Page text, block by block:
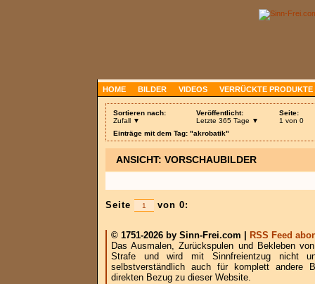
HOME BILDER VIDEOS VERRÜCKTE PRODUKTE
Sortieren nach:
Zufall ▼
Veröffentlicht:
Letzte 365 Tage ▼
Seite:
1 von 0
Einträge mit dem Tag: "akrobatik"
ANSICHT: VORSCHAUBILDER
Seite von 0:
© 1751-2026 by Sinn-Frei.com |
RSS Feed
Das Ausmalen, Zurückspulen und Bekleben
Strafe und wird mit Sinnfreientzug nicht
selbstverständlich auch für komplett andere
direkten Bezug zu dieser Website.